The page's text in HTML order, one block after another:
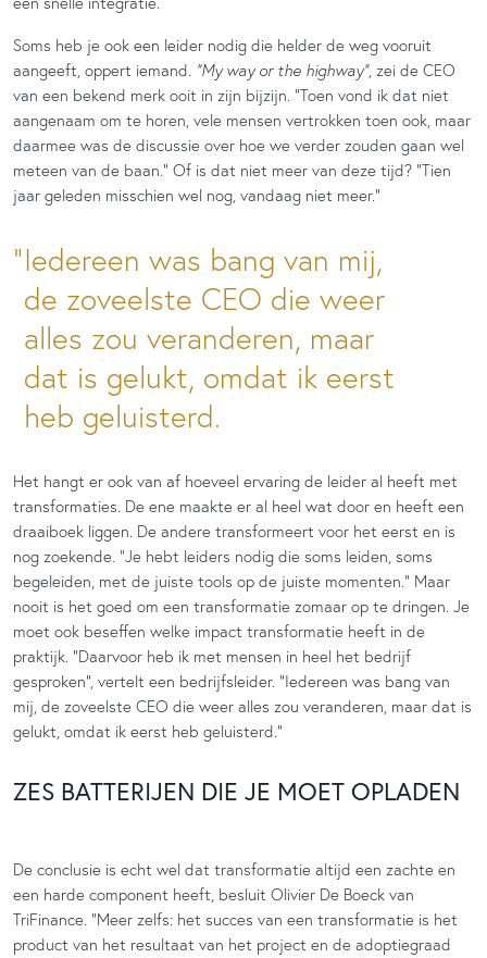
Soms heb je ook een leider nodig die helder de weg vooruit
aangeeft, oppert iemand. “My way or the highway”, zei de CEO
van een bekend merk ooit in zijn bijzijn. “Toen vond ik dat niet
aangenaam om te horen, vele mensen vertrokken toen ook, maar
daarmee was de discussie over hoe we verder zouden gaan wel
meteen van de baan.” Of is dat niet meer van deze tijd? “Tien
jaar geleden misschien wel nog, vandaag niet meer.”
Iedereen was bang van mij,
de zoveelste CEO die weer
alles zou veranderen, maar
dat is gelukt, omdat ik eerst
heb geluisterd.
Het hangt er ook van af hoeveel ervaring de leider al heeft met
transformaties. De ene maakte er al heel wat door en heeft een
draaiboek liggen. De andere transformeert voor het eerst en is
nog zoekende. “Je hebt leiders nodig die soms leiden, soms
begeleiden, met de juiste tools op de juiste momenten.” Maar
nooit is het goed om een transformatie zomaar op te dringen. Je
moet ook beseffen welke impact transformatie heeft in de
praktijk. “Daarvoor heb ik met mensen in heel het bedrijf
gesproken”, vertelt een bedrijfsleider. “Iedereen was bang van
mij, de zoveelste CEO die weer alles zou veranderen, maar dat is
gelukt, omdat ik eerst heb geluisterd.”
ZES BATTERIJEN DIE JE MOET OPLADEN
De conclusie is echt wel dat transformatie altijd een zachte en
een harde component heeft, besluit Olivier De Boeck van
TriFinance. “Meer zelfs: het succes van een transformatie is het
product van het resultaat van het project en de adoptiegraad